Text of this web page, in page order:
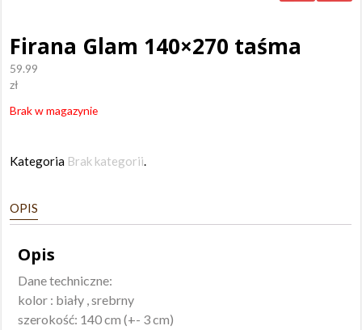
Firana Glam 140×270 taśma
59.99
zł
Brak w magazynie
Kategoria Brak kategorii.
OPIS
Opis
Dane techniczne:
kolor : biały , srebrny
szerokość: 140 cm (+- 3 cm)